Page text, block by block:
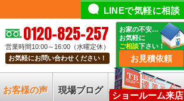
LINEで気軽に相談
0120-825-257
営業時間10:00～16:00（水曜定休）
お気軽にお問い合わせください！
お家の不安…
お気軽に
ご相談下さい！
お見積依頼
お客様の声 現場ブログ
ショールーム来店